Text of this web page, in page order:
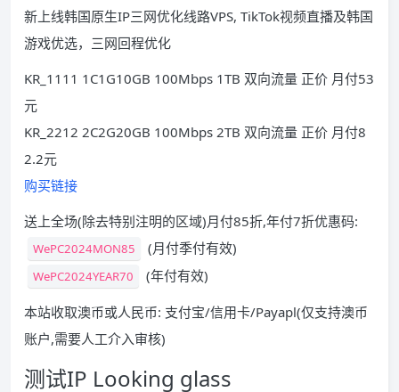
新上线韩国原生IP三网优化线路VPS, TikTok视频直播及韩国
游戏优选，三网回程优化
KR_1111 1C1G10GB 100Mbps 1TB 双向流量 正价 月付53
元
KR_2212 2C2G20GB 100Mbps 2TB 双向流量 正价 月付8
2.2元
购买链接
送上全场(除去特别注明的区域)月付85折,年付7折优惠码:
WePC2024MON85 (月付季付有效)
WePC2024YEAR70 (年付有效)
本站收取澳币或人民币: 支付宝/信用卡/Payapl(仅支持澳币
账户,需要人工介入审核)
测试IP Looking glass